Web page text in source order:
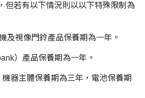
但若有以下情況則以以下特殊限制為
及視像門鈴產品保養期為一年。
）產品保養期為一年。
器主體保養期為三年，電池保養期